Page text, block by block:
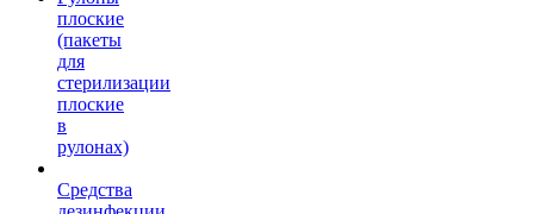
плоские
(пакеты
для
стерилизации
плоские
в
рулонах)
Средства